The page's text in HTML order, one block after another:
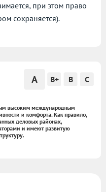
при этом право
сохраняется).
A B+ B C
высоким международным
и комфорта. Как правило,
деловых районах,
и имеют развитую